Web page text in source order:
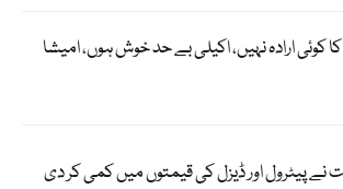
کوئی ارادہ نہیں، اکیلی بے حد خوش ہوں، امیشا
پیٹرول اور ڈیزل کی قیمتوں میں کمی کر دی